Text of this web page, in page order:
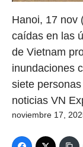
Hanoi, 17 nov
caídas en las
de Vietnam
inundaciones
siete
noticias VN
noviembre 17,